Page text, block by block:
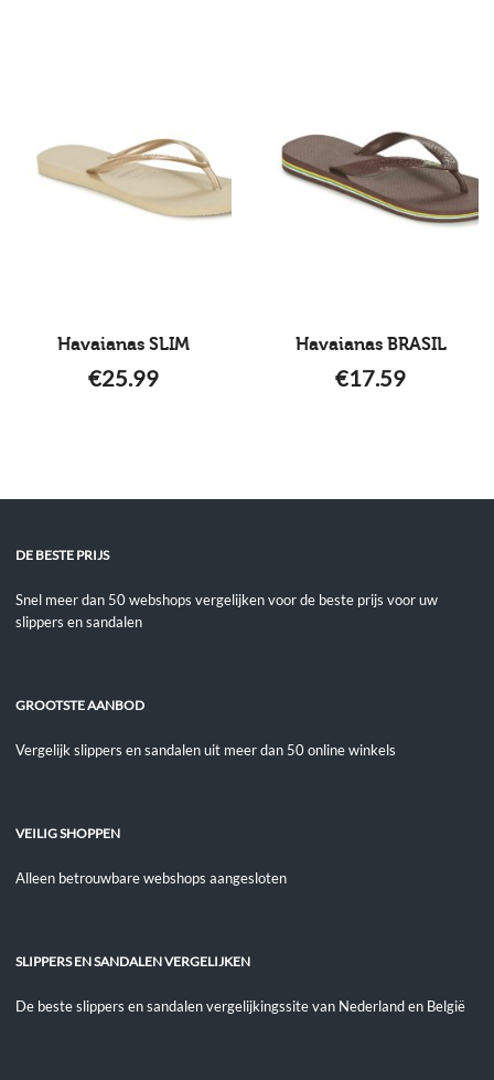
Havaianas SLIM
€25.99
Havaianas BRASIL
€17.59
DE BESTE PRIJS
Snel meer dan 50 webshops vergelijken voor de beste prijs voor uw
slippers en sandalen
GROOTSTE AANBOD
Vergelijk slippers en sandalen uit meer dan 50 online winkels
VEILIG SHOPPEN
Alleen betrouwbare webshops aangesloten
SLIPPERS EN SANDALEN VERGELIJKEN
De beste slippers en sandalen vergelijkingssite van Nederland en België